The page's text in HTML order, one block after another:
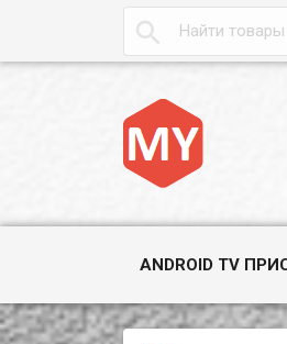

ANDROID TV